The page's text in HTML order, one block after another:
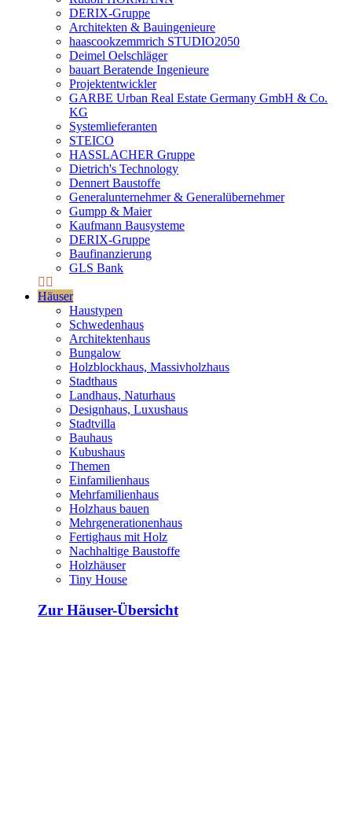
DERIX-Gruppe
Architekten & Bauingenieure
haascookzemmrich STUDIO2050
Deimel Oelschläger
bauart Beratende Ingenieure
Projektentwickler
GARBE Urban Real Estate Germany GmbH & Co.
KG
Systemlieferanten
STEICO
HASSLACHER Gruppe
Dietrich's Technology
Dennert Baustoffe
Generalunternehmer & Generalübernehmer
Gumpp & Maier
Kaufmann Bausysteme
DERIX-Gruppe
Baufinanzierung
GLS Bank
Häuser
Haustypen
Schwedenhaus
Architektenhaus
Bungalow
Holzblockhaus, Massivholzhaus
Stadthaus
Landhaus, Naturhaus
Designhaus, Luxushaus
Stadtvilla
Bauhaus
Kubushaus
Themen
Einfamilienhaus
Mehrfamilienhaus
Holzhaus bauen
Mehrgenerationenhaus
Fertighaus mit Holz
Nachhaltige Baustoffe
Holzhäuser
Tiny House
Zur Häuser-Übersicht